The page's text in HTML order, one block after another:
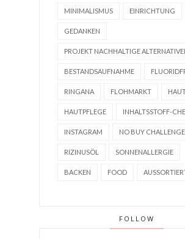
MINIMALISMUS EINRICHTUNG
GEDANKEN
PROJEKT NACHHALTIGE
BESTANDSAUFNAHME
RINGANA FLOHMARKT
HAUTPFLEGE INHALTSSTOFF-
INSTAGRAM NO BUY CHALLENGE
RIZINUSÖL SONNENALLERGIE
BACKEN FOOD
FOLLOW